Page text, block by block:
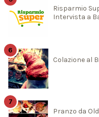
Risparmio
Intervista a
Colazione al
Pranzo da